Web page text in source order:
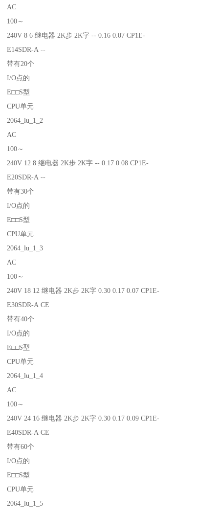
AC
100～
240V 8 6 继电器 2K步 2K字 -- 0.16 0.07 CP1E-
E14SDR-A --
带有20个
I/O点的
E□□S型
CPU单元
2064_lu_1_2
AC
100～
240V 12 8 继电器 2K步 2K字 -- 0.17 0.08 CP1E-
E20SDR-A --
带有30个
I/O点的
E□□S型
CPU单元
2064_lu_1_3
AC
100～
240V 18 12 继电器 2K步 2K字 0.30 0.17 0.07 CP1E-
E30SDR-A CE
带有40个
I/O点的
E□□S型
CPU单元
2064_lu_1_4
AC
100～
240V 24 16 继电器 2K步 2K字 0.30 0.17 0.09 CP1E-
E40SDR-A CE
带有60个
I/O点的
E□□S型
CPU单元
2064_lu_1_5